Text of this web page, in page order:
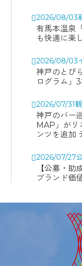
2026/08/03
有馬本温泉
も快適に楽
2026/08/03
神戸のとび
ログラム」
2026/07/31
神戸のバー
MAP」がリ
ンツを追加
2026/07/27
【公募・
ブランド価